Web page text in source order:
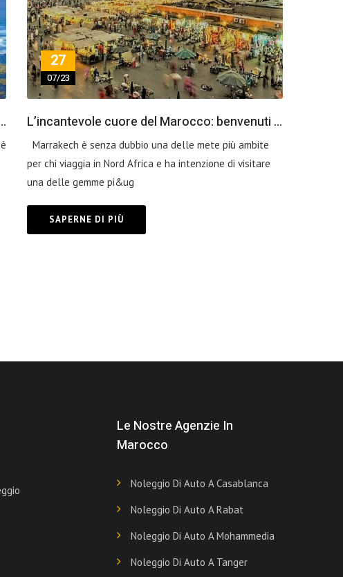
bianca dell’Africa
27
07/23
L’incantevole cuore del Marocco: benvenuti a Marrakech
Marrakech è senza dubbio una delle mete più ambite
per chi viaggia in Nord Africa e ha intenzione di visitare
una delle gemme pi&ug
SAPERNE DI PIÙ
Le Nostre Agenzie In
Marocco
Noleggio Di Auto A Casablanca
Noleggio Di Auto A Rabat
Noleggio Di Auto A Mohammedia
Noleggio Di Auto A Tanger